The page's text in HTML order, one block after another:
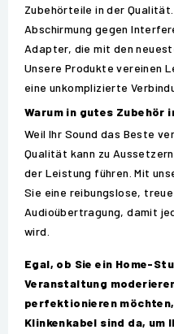
Zubehörteile in der
Abschirmung gegen
Adapter, die mit den
Unsere Produkte vereinen
eine unkomplizierte
Warum in gutes Zubehör
Weil Ihr Sound das Beste
Qualität kann zu
der Leistung führen. Mit
Sie eine reibungslose,
Audioübertragung, damit
wird.
Egal, ob Sie ein Home-
Veranstaltung
perfektionieren
Klinkenkabel sind da, um